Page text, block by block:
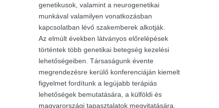
genetikusok, valamint a neurogenetikai
munkával valamilyen vonatkozásban
kapcsolatban lévő szakemberek alkotják.
Az elmúlt években látványos előrelépések
történtek több genetikai betegség kezelési
lehetőségeiben. Társaságunk évente
megrendezésre kerülő konferenciáján kiemelt
figyelmet fordítunk a legújabb terápiás
lehetőségek bemutatására, a külföldi és
magyarországi tapasztalatok megvitatására.